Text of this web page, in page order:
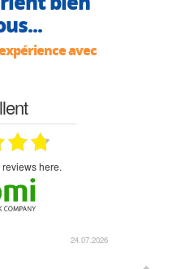
avec
reviews here.
18.07.2026
disponible, à